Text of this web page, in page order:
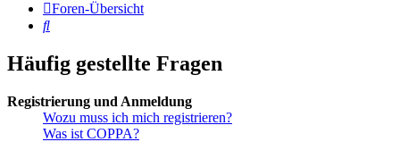
Foren-Übersicht
Suche
Häufig gestellte Fragen
Registrierung und Anmeldung
Wozu muss ich mich registrieren?
Was ist COPPA?